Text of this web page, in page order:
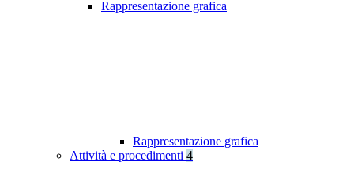
Rappresentazione grafica
Rappresentazione grafica
Attività e procedimenti 4